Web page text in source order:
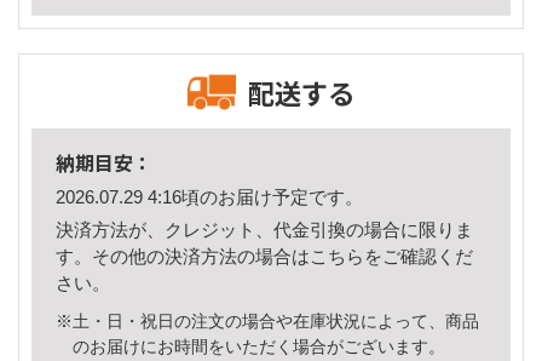
配送する
納期目安：
2026.07.29 4:16頃のお届け予定です。
決済方法が、クレジット、代金引換の場合に限りま
す。その他の決済方法の場合はこちら をご確認くだ
さい。
※土・日・祝日の注文の場合や在庫状況によって、商品
のお届けにお時間をいただく場合がございます。